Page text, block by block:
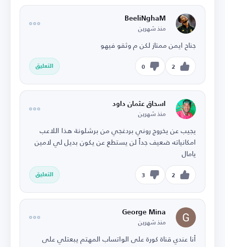
BeeliNghaM
منذ شهرين
جناح ايمن ممتاز لكن م وثقو فيهو
2
0 التعليق
اسحاق عثمان داود
منذ شهرين
يجيب عن يخروج روني بردغجي من برشلونة هذا اللاعب
امكانياته ضعيف جداً لن يستطع عن يكون بديل لي لامين
يامال
2
3 التعليق
George Mina
منذ شهرين
أنا عندي قناة كورة على الواتساب المهتم يبعتلي على